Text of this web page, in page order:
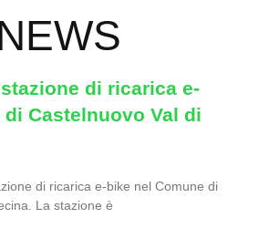
di ricarica e-
Castelnuovo Val di
di ricarica e-bike nel Comune di
La stazione è